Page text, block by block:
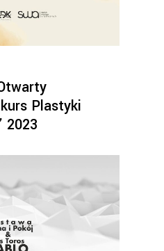
Plastyki
2023